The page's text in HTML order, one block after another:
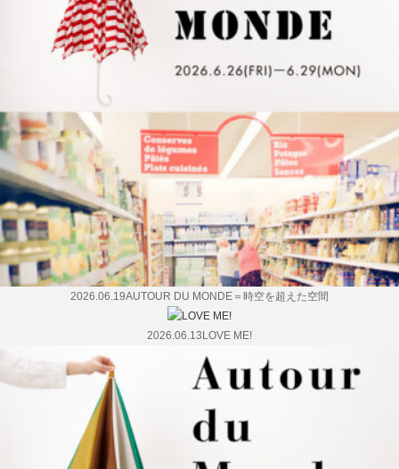
2026.06.19AUTOUR DU MONDE＝時空を超えた空間
2026.06.13 LOVE ME!